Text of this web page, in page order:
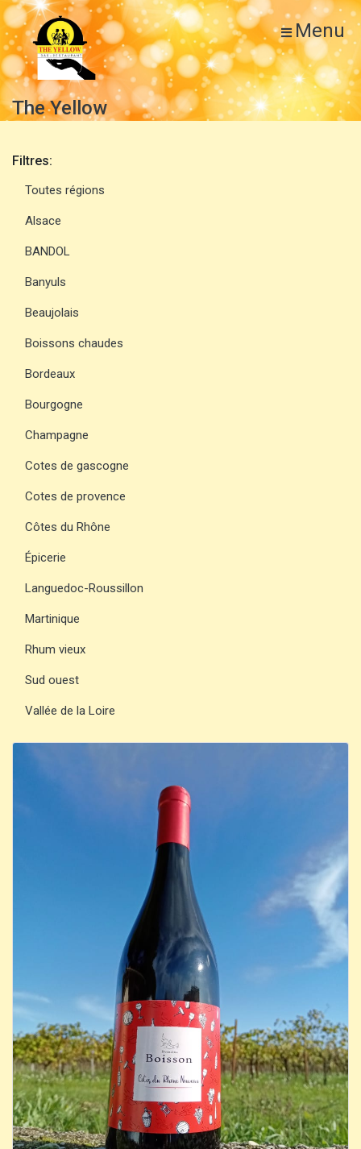
Menu
The Yellow
Filtres:
Toutes régions
Alsace
BANDOL
Banyuls
Beaujolais
Boissons chaudes
Bordeaux
Bourgogne
Champagne
Cotes de gascogne
Cotes de provence
Côtes du Rhône
Épicerie
Languedoc-Roussillon
Martinique
Rhum vieux
Sud ouest
Vallée de la Loire